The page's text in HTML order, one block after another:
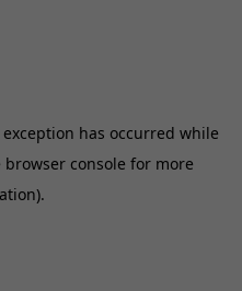
has occurred while
browser console for more